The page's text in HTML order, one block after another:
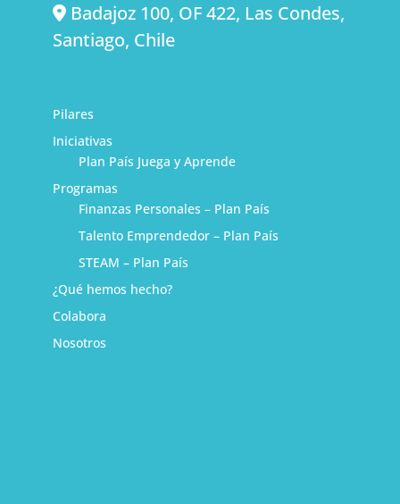
Badajoz 100, OF 422, Las Condes,
Santiago, Chile
Pilares
Iniciativas
Plan País Juega y Aprende
Programas
Finanzas Personales – Plan País
Talento Emprendedor – Plan País
STEAM – Plan País
¿Qué hemos hecho?
Colabora
Nosotros